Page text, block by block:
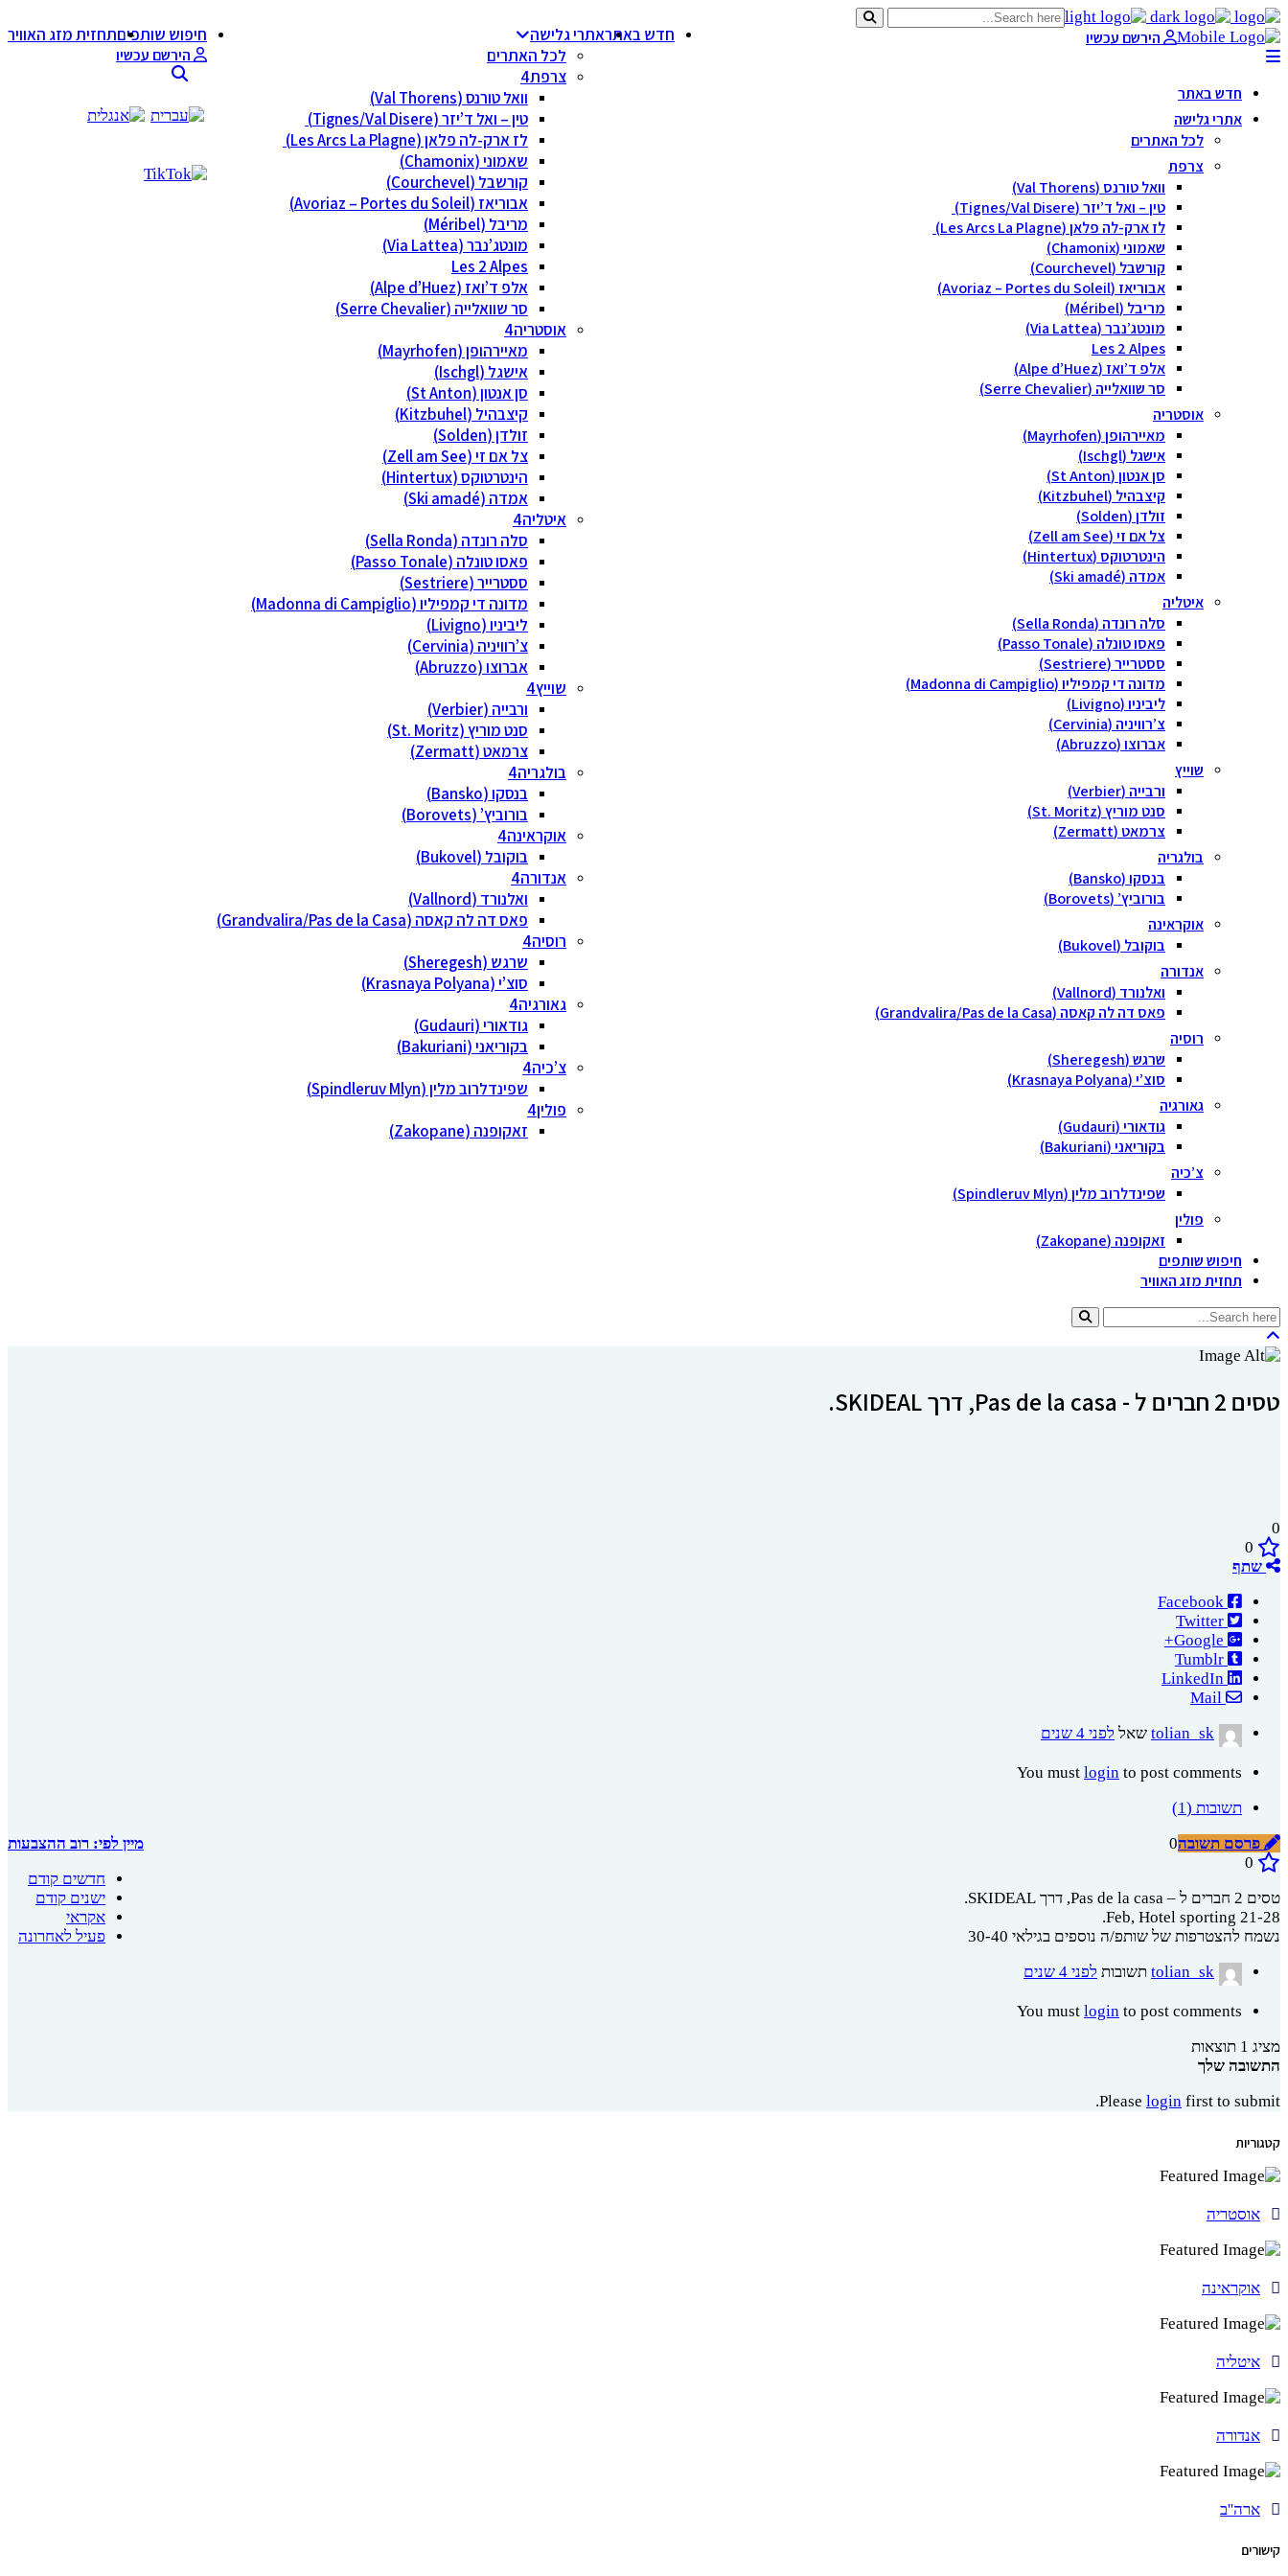
חדש באתראתרי גלישה
לכל האתרים
צרפת
וואל טורנס (Val Thorens)
טין – ואל ד’יזר (Tignes/Val Disere)
לז ארק-לה פלאן (Les Arcs La Plagne)
שאמוני (Chamonix)
קורשבל (Courchevel)
אבוריאז (Avoriaz – Portes du Soleil)
מריבל (Méribel)
מונטג’נבר (Via Lattea)
Les 2 Alpes
אלפ ד’ואז (Alpe d’Huez)
סר שוואלייה (Serre Chevalier)
אוסטריה
מאיירהופן (Mayrhofen)
אישגל (Ischgl)
סן אנטון (St Anton)
קיצבהיל (Kitzbuhel)
זולדן (Solden)
צל אם זי (Zell am See)
הינטרטוקס (Hintertux)
אמדה (Ski amadé)
איטליה
סלה רונדה (Sella Ronda)
פאסו טונלה (Passo Tonale)
ססטרייר (Sestriere)
מדונה די קמפיליו (Madonna di Campiglio)
ליביניו (Livigno)
צ’רוויניה (Cervinia)
אברוצו (Abruzzo)
שוייץ
ורבייה (Verbier)
סנט מוריץ (St. Moritz)
צרמאט (Zermatt)
בולגריה
בנסקו (Bansko)
בורוביץ’ (Borovets)
אוקראינה
בוקובל (Bukovel)
אנדורה
ואלנורד (Vallnord)
פאס דה לה קאסה (Grandvalira/Pas de la Casa)
רוסיה
שרגש (Sheregesh)
סוצ’י (Krasnaya Polyana)
גאורגיה
גודאורי (Gudauri)
בקוריאני (Bakuriani)
צ’כיה
שפינדלרוב מלין (Spindleruv Mlyn)
פולין
זאקופנה (Zakopane)
חיפוש שותפיםתחזית מזג האוויר
הירשם עכשיו
הירשם עכשיו
חדש באתר
אתרי גלישה
לכל האתרים
צרפת
וואל טורנס (Val Thorens)
טין – ואל ד’יזר (Tignes/Val Disere)
לז ארק-לה פלאן (Les Arcs La Plagne)
שאמוני (Chamonix)
קורשבל (Courchevel)
אבוריאז (Avoriaz – Portes du Soleil)
מריבל (Méribel)
מונטג’נבר (Via Lattea)
Les 2 Alpes
אלפ ד’ואז (Alpe d’Huez)
סר שוואלייה (Serre Chevalier)
אוסטריה
מאיירהופן (Mayrhofen)
אישגל (Ischgl)
סן אנטון (St Anton)
קיצבהיל (Kitzbuhel)
זולדן (Solden)
צל אם זי (Zell am See)
הינטרטוקס (Hintertux)
אמדה (Ski amadé)
איטליה
סלה רונדה (Sella Ronda)
פאסו טונלה (Passo Tonale)
ססטרייר (Sestriere)
מדונה די קמפיליו (Madonna di Campiglio)
ליביניו (Livigno)
צ’רוויניה (Cervinia)
אברוצו (Abruzzo)
שוייץ
ורבייה (Verbier)
סנט מוריץ (St. Moritz)
צרמאט (Zermatt)
בולגריה
בנסקו (Bansko)
בורוביץ’ (Borovets)
אוקראינה
בוקובל (Bukovel)
אנדורה
ואלנורד (Vallnord)
פאס דה לה קאסה (Grandvalira/Pas de la Casa)
רוסיה
שרגש (Sheregesh)
סוצ’י (Krasnaya Polyana)
גאורגיה
גודאורי (Gudauri)
בקוריאני (Bakuriani)
צ’כיה
שפינדלרוב מלין (Spindleruv Mlyn)
פולין
זאקופנה (Zakopane)
חיפוש שותפים
תחזית מזג האוויר
טסים 2 חברים ל - Pas de la casa, דרך SKIDEAL.
0
0
שתף
tolian_sk שאל לפני 4 שנים
You must login to post comments
תשובות (1)
מיין לפי: רוב ההצבעות
חדשים קודם
ישנים קודם
אקראי
פעיל לאחרונה
פרסם תשובה0
0
טסים 2 חברים ל – Pas de la casa, דרך SKIDEAL.
21-28 Feb, Hotel sporting.
נשמח להצטרפות של שותפ/ה נוספים בגילאי 30-40
tolian_sk תשובות לפני 4 שנים
You must login to post comments
מציג 1 תוצאות
התשובה שלך
Please login first to submit.
קטגוריות
אוסטריה
אוקראינה
איטליה
אנדורה
ארה''ב
קישורים